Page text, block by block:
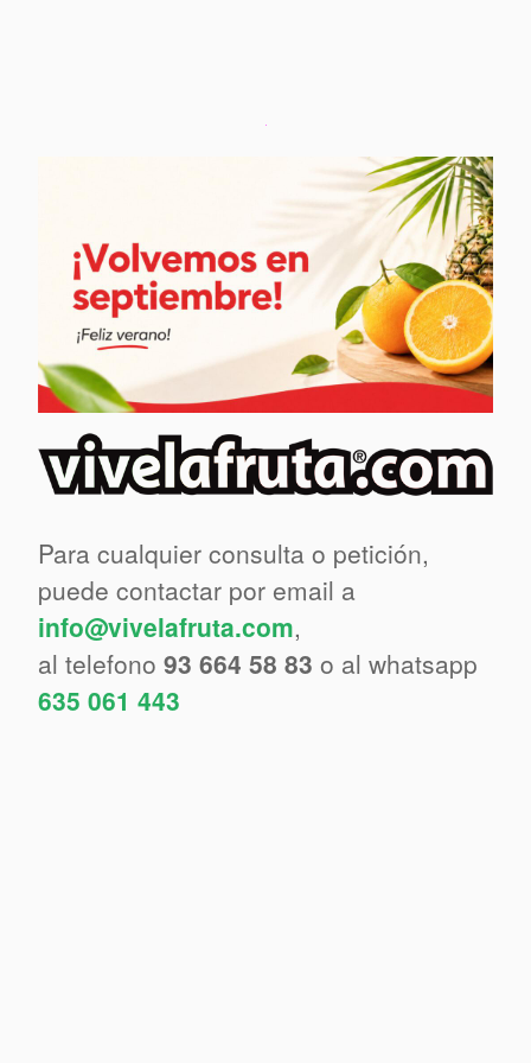
Para cualquier consulta o petición,
puede contactar por email a
info@vivelafruta.com,
al telefono 93 664 58 83 o al whatsapp
635 061 443